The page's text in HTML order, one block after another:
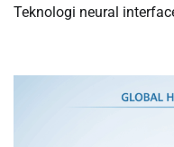
Teknologi neural